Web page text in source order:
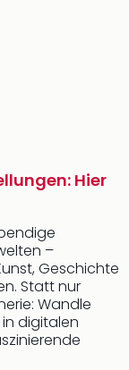
Hier
–
Geschichte
Statt nur
Wandle
digitalen